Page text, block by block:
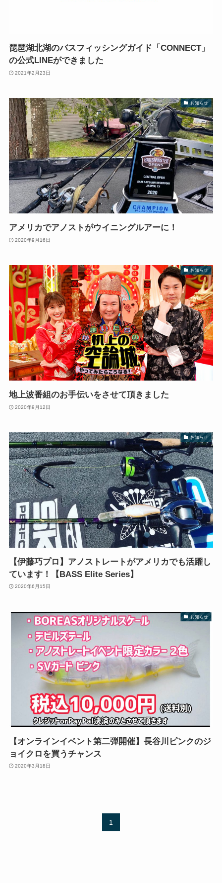
琵琶湖北湖のバスフィッシングガイド「CONNECT」
の公式LINEができました
2021年2月23日
お知らせ
アメリカでアノストがウイニングルアーに！
2020年9月16日
お知らせ
地上波番組のお手伝いをさせて頂きました
2020年9月12日
お知らせ
【伊藤巧プロ】アノストレートがアメリカでも活躍し
ています！【BASS Elite Series】
2020年6月15日
お知らせ
【オンラインイベント第二弾開催】長谷川ピンクのジ
ョイクロを買うチャンス
2020年3月18日
1